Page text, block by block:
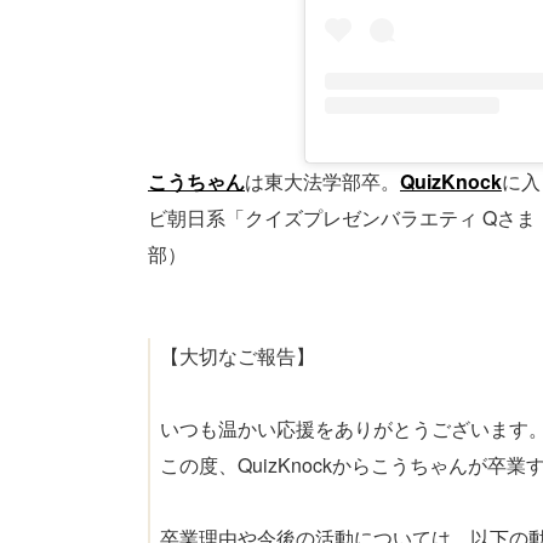
こうちゃんは東大法学部卒。 QuizKnockに
ビ朝日系「クイズプレゼンバラエティ Qさ
部）
【大切なご報告】
いつも温かい応援をありがとうございます
この度、QuizKnockからこうちゃんが卒業
卒業理由や今後の活動については、以下の